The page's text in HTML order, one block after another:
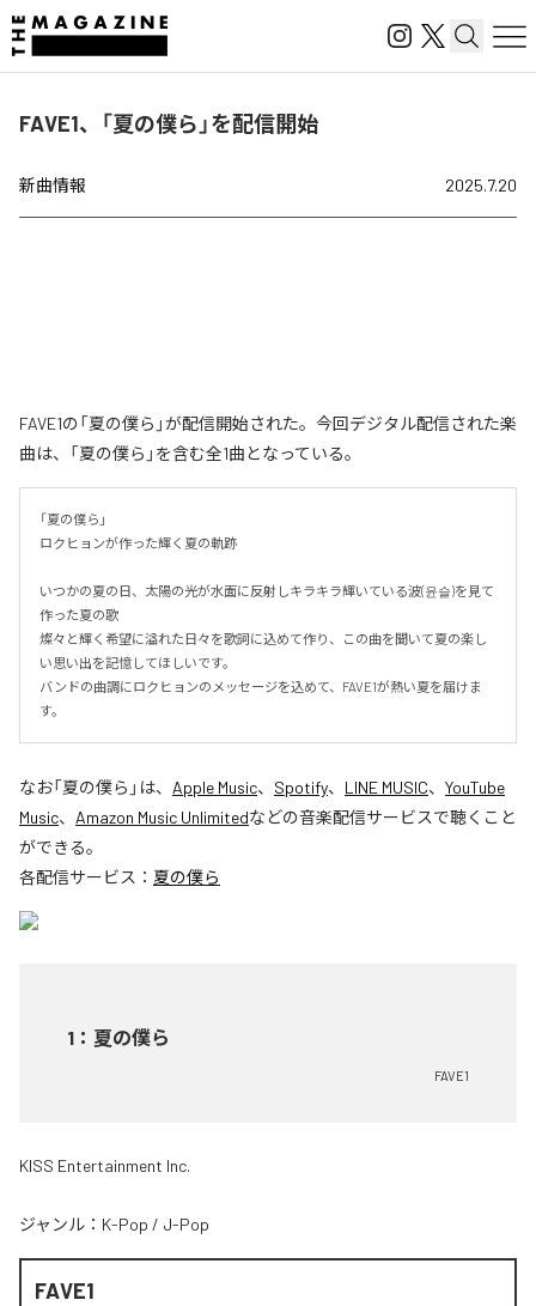
FAVE1、「夏の僕ら」を配信開始
新曲情報 2025.7.20
FAVE1の「夏の僕ら」が配信開始された。今回デジタル配信された楽
曲は、「夏の僕ら」を含む全1曲となっている。
「夏の僕ら」
ロクヒョンが作った輝く夏の軌跡
いつかの夏の日、太陽の光が水面に反射しキラキラ輝いている波(윤슬)を見て
作った夏の歌
燦々と輝く希望に溢れた日々を歌詞に込めて作り、この曲を聞いて夏の楽し
い思い出を記憶してほしいです。
バンドの曲調にロクヒョンのメッセージを込めて、FAVE1が熱い夏を届けま
す。
なお「夏の僕ら 」は、 Apple Music、 Spotify、 LINE MUSIC、 YouTube
Music、 Amazon Music Unlimitedなどの音楽配信サービスで聴くこと
ができる。
各配信サービス： 夏の僕ら
1 ： 夏の僕ら
FAVE1
KISS Entertainment Inc.
ジャンル： K-Pop / J-Pop
FAVE1